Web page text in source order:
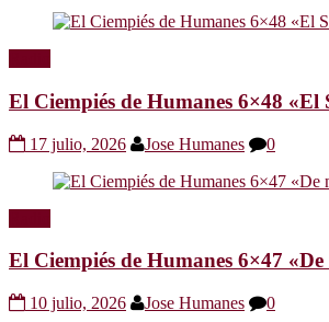
El Ciempiés de Humanes 6×48 «El
17 julio, 2026 Jose Humanes 0
El Ciempiés de Humanes 6×47
10 julio, 2026 Jose Humanes 0